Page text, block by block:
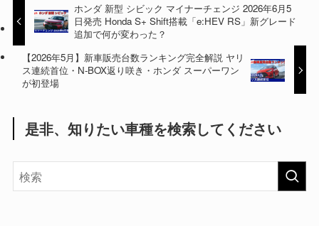
ホンダ 新型 シビック マイナーチェンジ 2026年6月5
日発売 Honda S+ Shift搭載「e:HEV RS」新グレード
追加で何が変わった？
【2026年5月】新車販売台数ランキング完全解説 ヤリ
ス連続首位・N-BOX返り咲き・ホンダ スーパーワン
が初登場
是非、知りたい車種を検索してください